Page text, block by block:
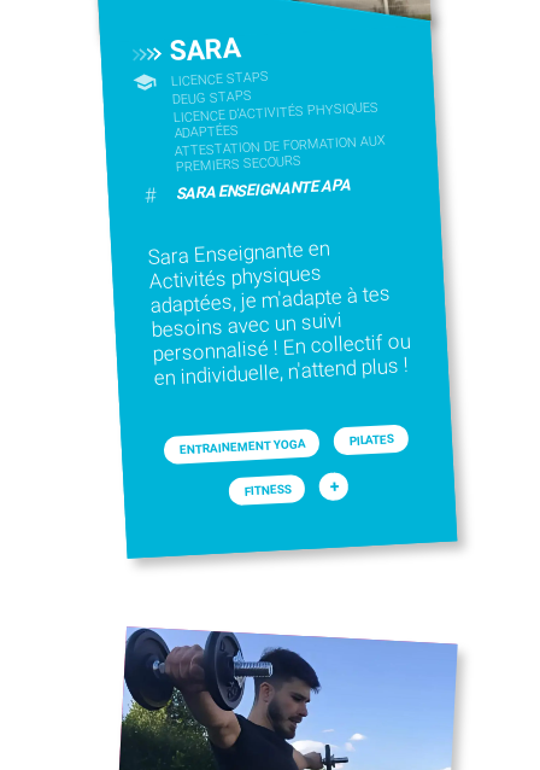
SARA
LICENCE STAPS
DEUG STAPS
LICENCE D’ACTIVITÉS PHYSIQUES
ADAPTÉES
ATTESTATION DE FORMATION AUX
PREMIERS SECOURS
# SARA ENSEIGNANTE APA
Sara Enseignante en
Activités physiques
adaptées, je m'adapte à tes
besoins avec un suivi
personnalisé ! En collectif ou
en individuelle, n'attend plus !
ENTRAINEMENT YOGA PILATES
FITNESS +